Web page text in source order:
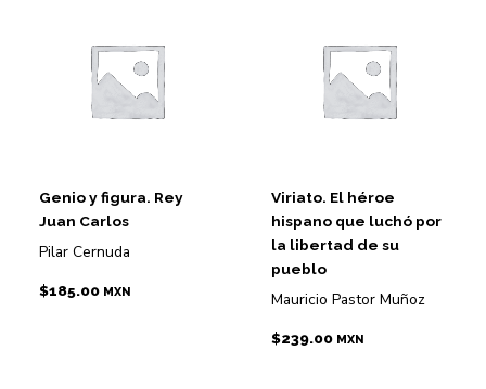
Genio y figura. Rey
Juan Carlos
Pilar Cernuda
$185.00 MXN
Viriato. El héroe
hispano que luchó por
la libertad de su
pueblo
Mauricio Pastor Muñoz
$239.00 MXN